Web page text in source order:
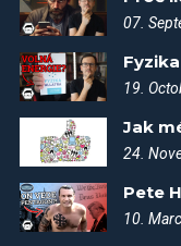
07.
19.
Jak
24.
10.